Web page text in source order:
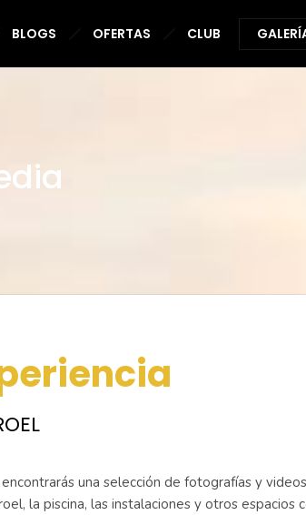
BLOGS OFERTAS CLUB
una selección de fotografías y
la piscina, las instalaciones y otros espacios